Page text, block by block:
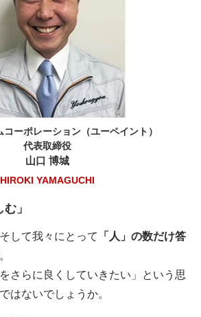
ーポレーション（ユーペイント）
代表取締役
山口 博城
HIROKI YAMAGUCHI
」
して我々にとって
「人」の数だけ答
さらに良くしていきたい」という思
はないでしょうか。